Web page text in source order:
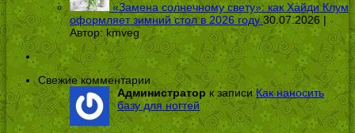
«Замена солнечному свету»: как Хайди Клум
оформляет зимний стол в 2026 году 30.07.2026 |
Автор:kmveg
Свежие комментарии
Администратор к записи Как наносить
базу для ногтей